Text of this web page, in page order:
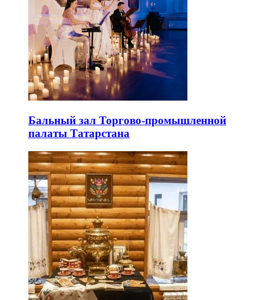
Бальный зал Торгово-промышленной
палаты Татарстана